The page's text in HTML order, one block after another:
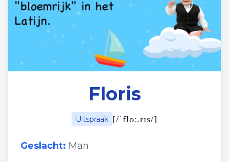
Floris
Uitspraak [/ˈfloː.rɪs/]
Geslacht: Man